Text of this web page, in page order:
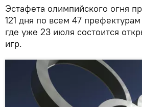
Эстафета олимпийского огня
121 дня по всем 47
где уже 23 июля состоится
игр.